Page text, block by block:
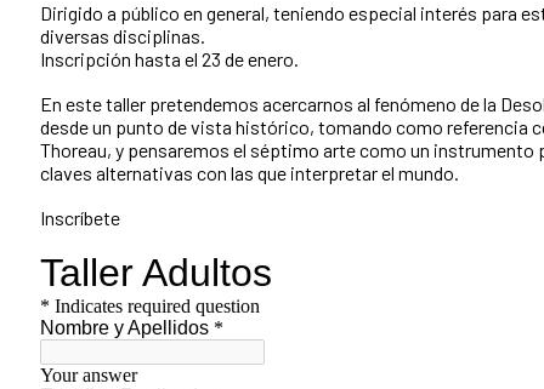
Dirigido a público en general, teniendo especial interés para
diversas disciplinas.
Inscripción hasta el 23 de enero.
En este taller pretendemos acercarnos al fenómeno de la
desde un punto de vista histórico, tomando como referencia
Thoreau, y pensaremos el séptimo arte como un
claves alternativas con las que interpretar el mundo.
Inscríbete